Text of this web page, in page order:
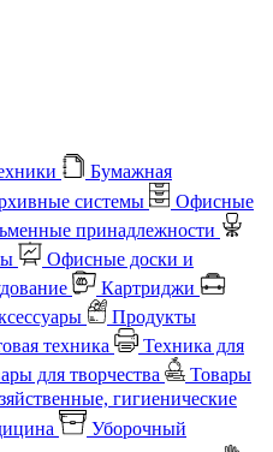
Бумажная
системы
Офисные
принадлежности
Офисные доски и
Картриджи
Продукты
техника
Техника для
для творчества
Товары
гигиенические
Уборочный